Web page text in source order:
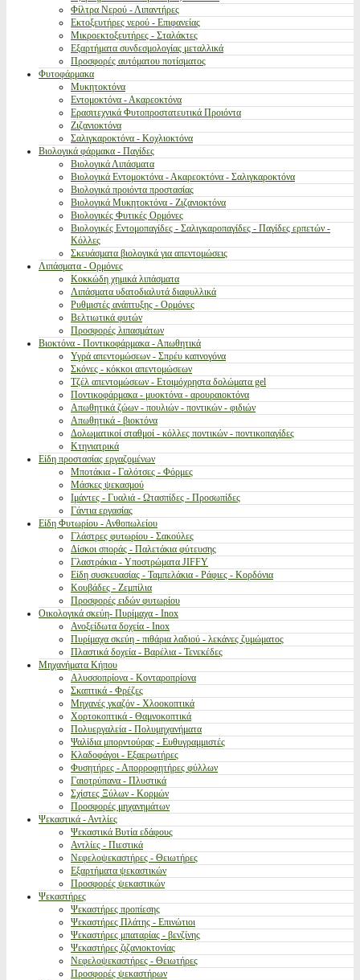
Φίλτρα Νερού - Λιπαντήρες
Εκτοξευτήρες νερού - Επιφανείας
Μικροεκτοξευτήρες - Σταλάκτες
Εξαρτήματα συνδεσμολογίας μεταλλικά
Προσφορές αυτόματου ποτίσματος
Φυτοφάρμακα
Μυκητοκτόνα
Εντομοκτόνα - Ακαρεοκτόνα
Ερασιτεχνικά Φυτοπροστατευτικά Προιόντα
Ζιζανιοκτόνα
Σαλιγκαροκτόνα - Κοχλιοκτόνα
Βιολογικά φάρμακα - Παγίδες
Βιολογικά Λιπάσματα
Βιολογικά Εντομοκτόνα - Ακαρεοκτόνα - Σαλιγκαροκτόνα
Βιολογικά προιόντα προστασίας
Βιολογικά Μυκητοκτόνα - Ζιζανιοκτόνα
Βιολογικές Φυτικές Ορμόνες
Βιολογικές Εντομοπαγίδες - Σαλιγκαροπαγίδες - Παγίδες ερπετών -
Κόλλες
Σκευάσματα βιολογικά για απεντομώσεις
Λιπάσματα - Ορμόνες
Κοκκώδη χημικά λιπάσματα
Λιπάσματα υδατοδιαλυτά διαφυλλικά
Ρυθμιστές ανάπτυξης - Ορμόνες
Βελτιωτικά φυτών
Προσφορές λιπασμάτων
Βιοκτόνα - Ποντικοφάρμακα - Απωθητικά
Υγρά απεντομώσεων - Σπρέυ καπνογόνα
Σκόνες - κόκκοι απεντομώσεων
Τζέλ απεντομώσεων - Ετοιμόχρηστα δολώματα gel
Ποντικοφάρμακα - μυοκτόνα - αρουραιοκτόνα
Απωθητικά ζώων - πουλιών - ποντικών - φιδιών
Απωθητικά - βιοκτόνα
Δολωματικοί σταθμοί - κόλλες ποντικών - ποντικοπαγίδες
Κτηνιατρικά
Είδη προστασίας εργαζομένων
Μποτάκια - Γαλότσες - Φόρμες
Μάσκες ψεκασμού
Ιμάντες - Γυαλιά - Ωτασπίδες - Προσωπίδες
Γάντια εργασίας
Είδη Φυτωρίου - Ανθοπωλείου
Γλάστρες φυτωρίου - Σακούλες
Δίσκοι σποράς - Παλετάκια φύτευσης
Γλαστράκια - Υποστρώματα JIFFY
Είδη συσκευασίας - Ταμπελάκια - Ράφιες - Κορδόνια
Κουβάδες - Ζεμπίλια
Προσφορές ειδών φυτωρίου
Οικολογικά σκεύη- Πυρίμαχα - Inox
Ανοξείδωτα δοχεία - Inox
Πυρίμαχα σκεύη - πιθάρια λαδιού - λεκάνες ζυμώματος
Πλαστικά δοχεία - Βαρέλια - Τενεκέδες
Μηχανήματα Κήπου
Αλυσσοπρίονα - Κονταροπρίονα
Σκαπτικά - Φρέζες
Μηχανές γκαζόν - Χλοοκοπτικά
Χορτοκοπτικά - Θαμνοκοπτικά
Πολυεργαλεία - Πολυμηχανήματα
Ψαλίδια μπορντούρας - Ευθυγραμμιστές
Κλαδοφάγοι - Εξαερωτήρες
Φυσητήρες - Απορροφητήρες φύλλων
Γαιοτρύπανα - Πλυστικά
Σχίστες Ξύλων - Κορμών
Προσφορές μηχανημάτων
Ψεκαστικά - Αντλίες
Ψεκαστικά Βυτία εδάφους
Αντλίες - Πιεστικά
Νεφελοψεκαστήρες - Θειωτήρες
Εξαρτήματα ψεκαστικών
Προσφορές ψεκαστικών
Ψεκαστήρες
Ψεκαστήρες προπίεσης
Ψεκαστήρες Πλάτης - Επινώτιοι
Ψεκαστήρες μπαταρίας - βενζίνης
Ψεκαστήρες ζιζανιοκτονίας
Νεφελοψεκαστήρες - Θειωτήρες
Προσφορές ψεκαστήρων